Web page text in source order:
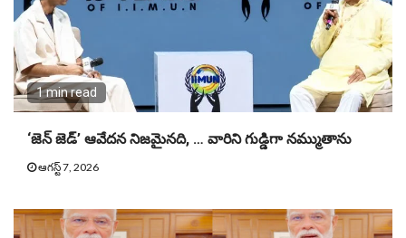
1 min read
‘జెన్ జెడ్’ ఆవేదన నిజమైనది, … వారిని గుడ్డిగా నమ్ముతాను
ఆగస్ట్ 7, 2026